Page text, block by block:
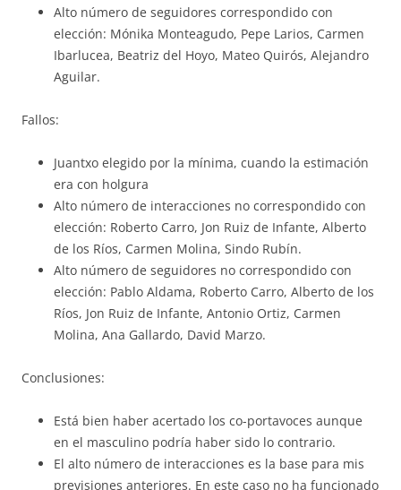
Alto número de seguidores correspondido con
elección: Mónika Monteagudo, Pepe Larios, Carmen
Ibarlucea, Beatriz del Hoyo, Mateo Quirós, Alejandro
Aguilar.
Fallos:
Juantxo elegido por la mínima, cuando la estimación
era con holgura
Alto número de interacciones no correspondido con
elección: Roberto Carro, Jon Ruiz de Infante, Alberto
de los Ríos, Carmen Molina, Sindo Rubín.
Alto número de seguidores no correspondido con
elección: Pablo Aldama, Roberto Carro, Alberto de los
Ríos, Jon Ruiz de Infante, Antonio Ortiz, Carmen
Molina, Ana Gallardo, David Marzo.
Conclusiones:
Está bien haber acertado los co-portavoces aunque
en el masculino podría haber sido lo contrario.
El alto número de interacciones es la base para mis
previsiones anteriores. En este caso no ha funcionado